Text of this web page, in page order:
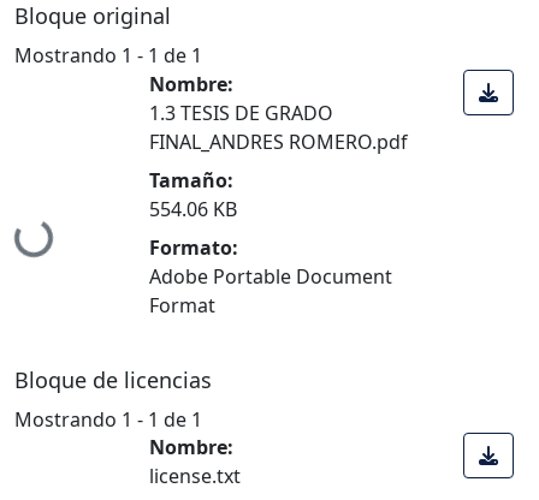
Bloque original
Mostrando 1 - 1 de 1
Nombre:
1.3 TESIS DE GRADO
FINAL_ANDRES ROMERO.pdf
Tamaño:
554.06 KB
Formato:
Adobe Portable Document
Format
Bloque de licencias
Mostrando 1 - 1 de 1
Nombre:
license.txt